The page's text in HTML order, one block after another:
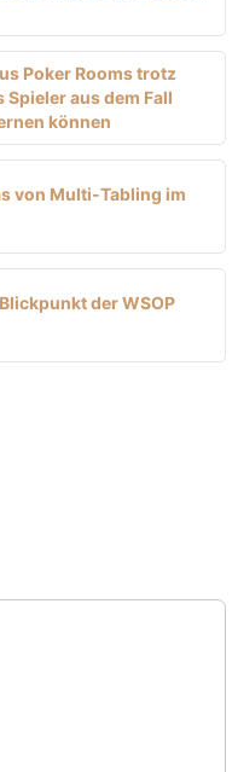
Poker Rooms trotz
aus dem Fall
können
von Multi-Tabling im
der WSOP